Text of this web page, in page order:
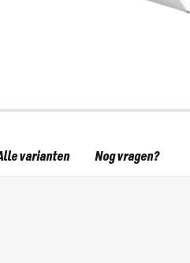
varianten Nog vragen?